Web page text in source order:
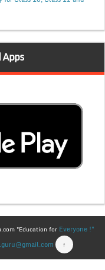
"Education for Everyone !"
↑